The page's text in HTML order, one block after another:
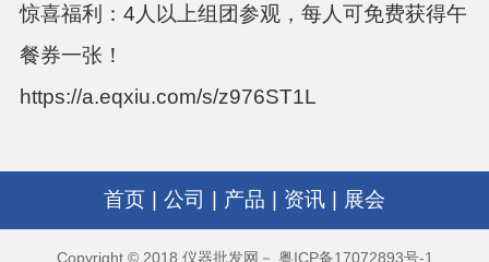
惊喜福利：4人以上组团参观，每人可免费获得午
餐券一张！
https://a.eqxiu.com/s/z976ST1L
首页 公司 产品 资讯 展会
Copyright © 2018 仪器批发网－ 粤ICP备17072893号-1